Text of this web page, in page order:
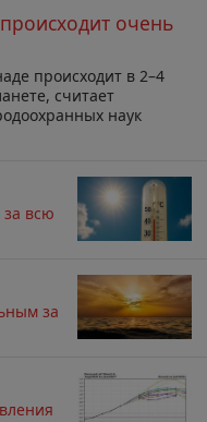
очень
происходит в 2–4
считает
наук
всю
за